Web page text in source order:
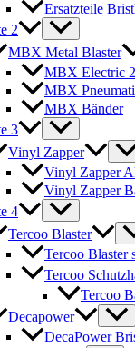
Ersatzteile
2
MBX Metal Blaster
MBX Electric
MBX
MBX Bänder
3
Vinyl Zapper
Vinyl Zapper
Vinyl Zapper
4
Tercoo Blaster
Tercoo Blaster
Tercoo
Tercoo
Decapower
DecaPower